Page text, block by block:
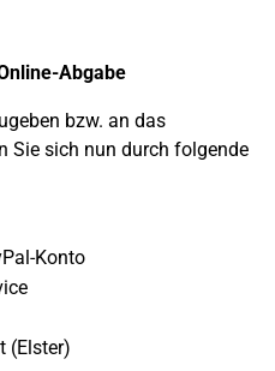
Abgabe
bzw. an das
Sie sich nun durch folgende
Konto
(Elster)